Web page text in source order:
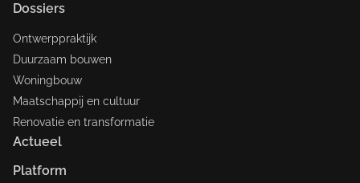
Dossiers
Ontwerppraktijk
Duurzaam bouwen
Woningbouw
Maatschappij en cultuur
Renovatie en transformatie
Actueel
Platform